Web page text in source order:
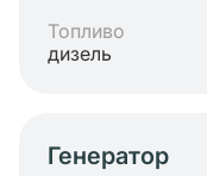
Топливо
дизель
Генератор